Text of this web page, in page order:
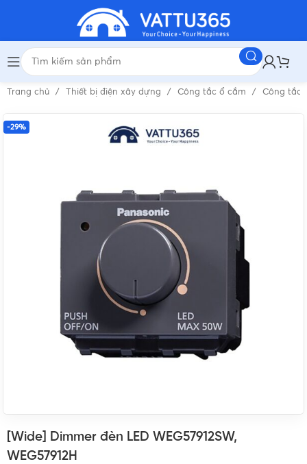
Trang chủ Thiết bị điện xây dựng Công tắc ổ cắm Công tắc
-29%
[Wide] Dimmer đèn LED WEG57912SW,
WEG57912H